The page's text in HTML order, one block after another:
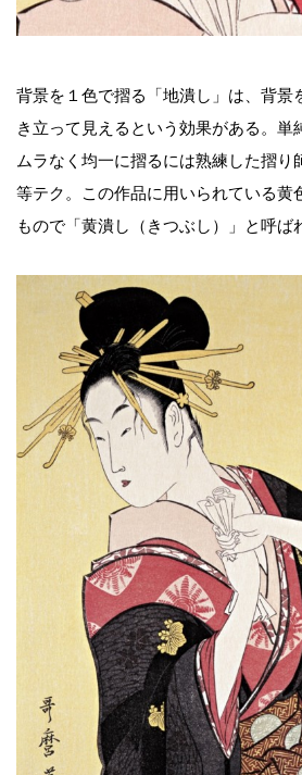
背景を１色で摺る「地潰し」は、背景
き立って見えるという効果がある。単
ムラなく均一に摺るには熟練した摺り
等テク。この作品に用いられている黄
もので「黄潰し（きつぶし）」と呼ば